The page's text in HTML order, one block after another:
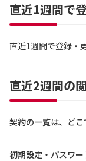
直近1週間で
直近1週間で登録・
直近2週間の
契約の一覧は、ど
初期設定・パスワ